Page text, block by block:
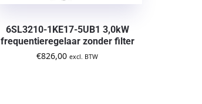
6SL3210-1KE17-5UB1 3,0kW
frequentieregelaar zonder filter
€826,00 excl. BTW